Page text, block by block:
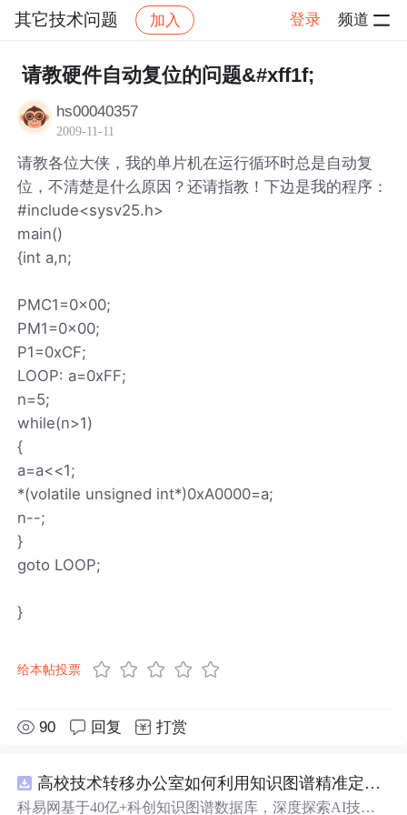
其它技术问题 加入 登录 频道
社区 其它技术问题 帖子详情
请教硬件自动复位的问题&#xff1f;
hs00040357
2009-11-11
请教各位大侠，我的单片机在运行循环时总是自动复
位，不清楚是什么原因？还请指教！下边是我的程序：
#include<sysv25.h>
main()
{int a,n;
PMC1=0x00;
PM1=0x00;
P1=0xCF;
LOOP: a=0xFF;
n=5;
while(n>1)
{
a=a<<1;
*(volatile unsigned int*)0xA0000=a;
n--;
}
goto LOOP;
}
给本帖投票
90 回复 打赏
高校技术转移办公室如何利用知识图谱精准定位产业需求与技术适配点？.docx
科易网基于40亿+科创知识图谱数据库，深度探索AI技术